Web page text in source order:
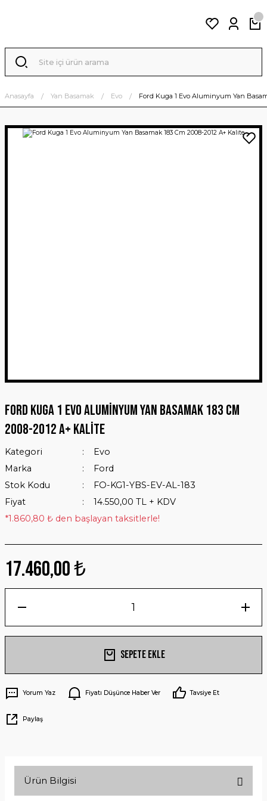
Anasayfa Yan Basamak Evo Ford Kuga 1 Evo Aluminyum Yan
Ford Kuga 1 Evo Aluminyum Yan Basamak 183 Cm
2008-2012 A+ Kalite
Kategori
Evo
Marka
Ford
Stok Kodu
FO-KG1-YBS-EV-AL-183
Fiyat
14.550,00 TL + KDV
*1.860,80 ₺ den başlayan taksitlerle!
17.460,00 ₺
Sepete Ekle
Yorum Yaz Fiyatı Düşünce Haber Ver Tavsiye Et
Paylaş
Ürün Bilgisi